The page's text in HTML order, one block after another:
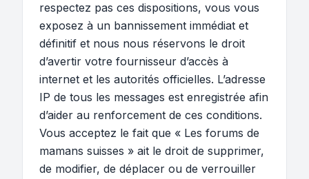
respectez pas ces dispositions, vous vous
exposez à un bannissement immédiat et
définitif et nous nous réservons le droit
d’avertir votre fournisseur d’accès à
internet et les autorités officielles. L’adresse
IP de tous les messages est enregistrée afin
d’aider au renforcement de ces conditions.
Vous acceptez le fait que « Les forums de
mamans suisses » ait le droit de supprimer,
de modifier, de déplacer ou de verrouiller